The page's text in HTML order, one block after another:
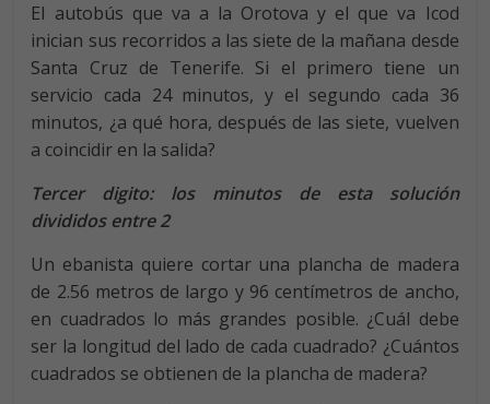
El autobús que va a la Orotova y el que va Icod
inician sus recorridos a las siete de la mañana desde
Santa Cruz de Tenerife. Si el primero tiene un
servicio cada 24 minutos, y el segundo cada 36
minutos, ¿a qué hora, después de las siete, vuelven
a coincidir en la salida?
Tercer digito: los minutos de esta solución
divididos entre 2
Un ebanista quiere cortar una plancha de madera
de 2.56 metros de largo y 96 centímetros de ancho,
en cuadrados lo más grandes posible. ¿Cuál debe
ser la longitud del lado de cada cuadrado? ¿Cuántos
cuadrados se obtienen de la plancha de madera?